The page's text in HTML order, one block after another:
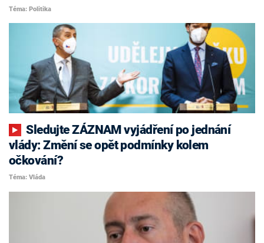
Téma: Politika
Sledujte ZÁZNAM vyjádření po jednání
vlády: Změní se opět podmínky kolem
očkování?
Téma: Vláda